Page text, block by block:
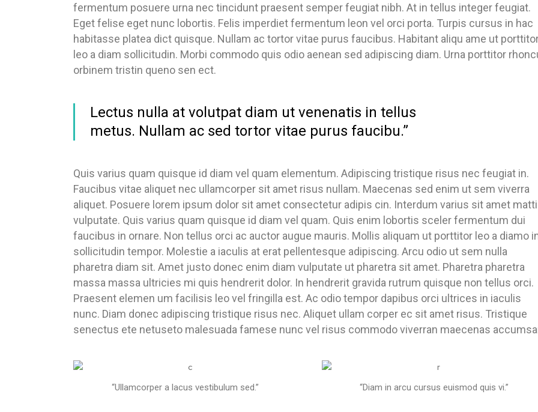
fermentum posuere urna nec tincidunt praesent semper feugiat nibh. At in tellus integer feugiat.
Eget felise eget nunc lobortis. Felis imperdiet fermentum leon vel orci porta. Turpis cursus in hac
habitasse platea dict quisque. Nullam ac tortor vitae purus faucibus. Habitant aliqu ame ut
leo a diam sollicitudin. Morbi commodo quis odio aenean sed adipiscing diam. Urna porttitor
orbinem tristin queno sen ect.
Lectus nulla at volutpat diam ut venenatis in tellus
metus. Nullam ac sed tortor vitae purus faucibu.”
Quis varius quam quisque id diam vel quam elementum. Adipiscing tristique risus nec feugiat in.
Faucibus vitae aliquet nec ullamcorper sit amet risus nullam. Maecenas sed enim ut sem viverra
aliquet. Posuere lorem ipsum dolor sit amet consectetur adipis cin. Interdum varius sit amet
vulputate. Quis varius quam quisque id diam vel quam. Quis enim lobortis sceler fermentum dui
faucibus in ornare. Non tellus orci ac auctor augue mauris. Mollis aliquam ut porttitor leo a diamo
sollicitudin tempor. Molestie a iaculis at erat pellentesque adipiscing. Arcu odio ut sem nulla
pharetra diam sit. Amet justo donec enim diam vulputate ut pharetra sit amet. Pharetra pharetra
massa massa ultricies mi quis hendrerit dolor. In hendrerit gravida rutrum quisque non tellus orci.
Praesent elemen um facilisis leo vel fringilla est. Ac odio tempor dapibus orci ultrices in iaculis
nunc. Diam donec adipiscing tristique risus nec. Aliquet ullam corper ec sit amet risus. Tristique
senectus ete netuseto malesuada famese nunc vel risus commodo viverran maecenas
“Ullamcorper a lacus vestibulum sed.” “Diam in arcu cursus euismod quis vi.”